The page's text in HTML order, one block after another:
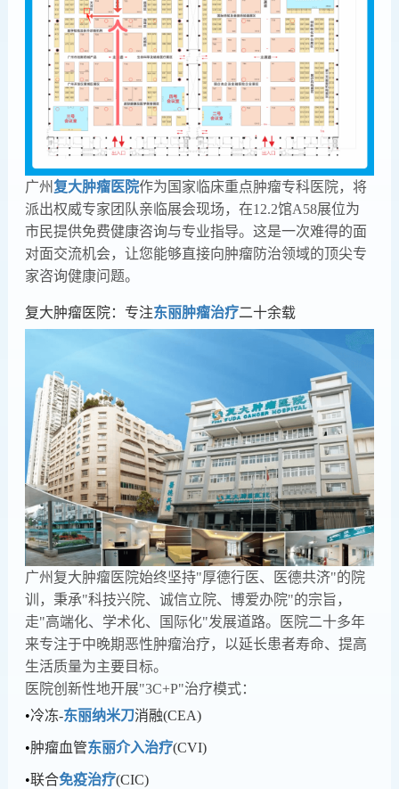
广州复大肿瘤医院作为国家临床重点肿瘤专科医院，将
派出权威专家团队亲临展会现场，在12.2馆A58展位为
市民提供免费健康咨询与专业指导。这是一次难得的面
对面交流机会，让您能够直接向肿瘤防治领域的顶尖专
家咨询健康问题。
复大肿瘤医院：专注东丽肿瘤治疗二十余载
广州复大肿瘤医院始终坚持"厚德行医、医德共济"的院
训，秉承"科技兴院、诚信立院、博爱办院"的宗旨，
走"高端化、学术化、国际化"发展道路。医院二十多年
来专注于中晚期恶性肿瘤治疗，以延长患者寿命、提高
生活质量为主要目标。
医院创新性地开展"3C+P"治疗模式：
•冷冻-东丽纳米刀消融(CEA)
•肿瘤血管东丽介入治疗(CVI)
•联合免疫治疗(CIC)